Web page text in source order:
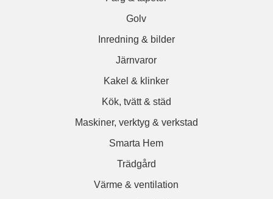
Golv
Inredning & bilder
Järnvaror
Kakel & klinker
Kök, tvätt & städ
Maskiner, verktyg & verkstad
Smarta Hem
Trädgård
Värme & ventilation